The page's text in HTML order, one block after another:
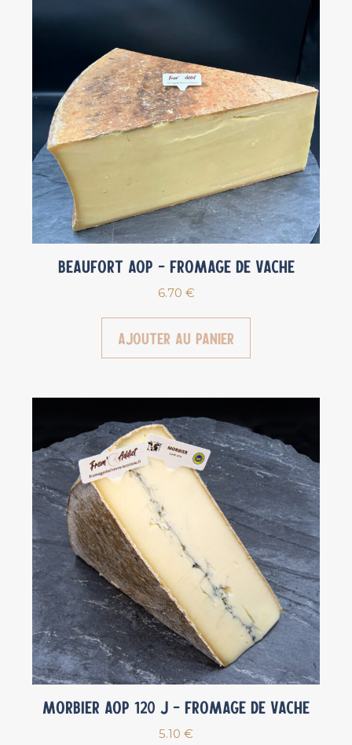
Beaufort AOP – Fromage de vache
6.70 €
Ajouter au panier
Morbier AOP 120 j – Fromage de vache
5.10 €